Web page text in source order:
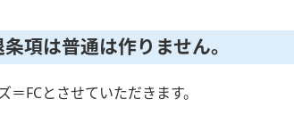
項は普通は作りません。
FCとさせていただきます。